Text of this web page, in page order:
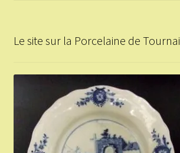
Le site sur la Porcelaine de Tournai